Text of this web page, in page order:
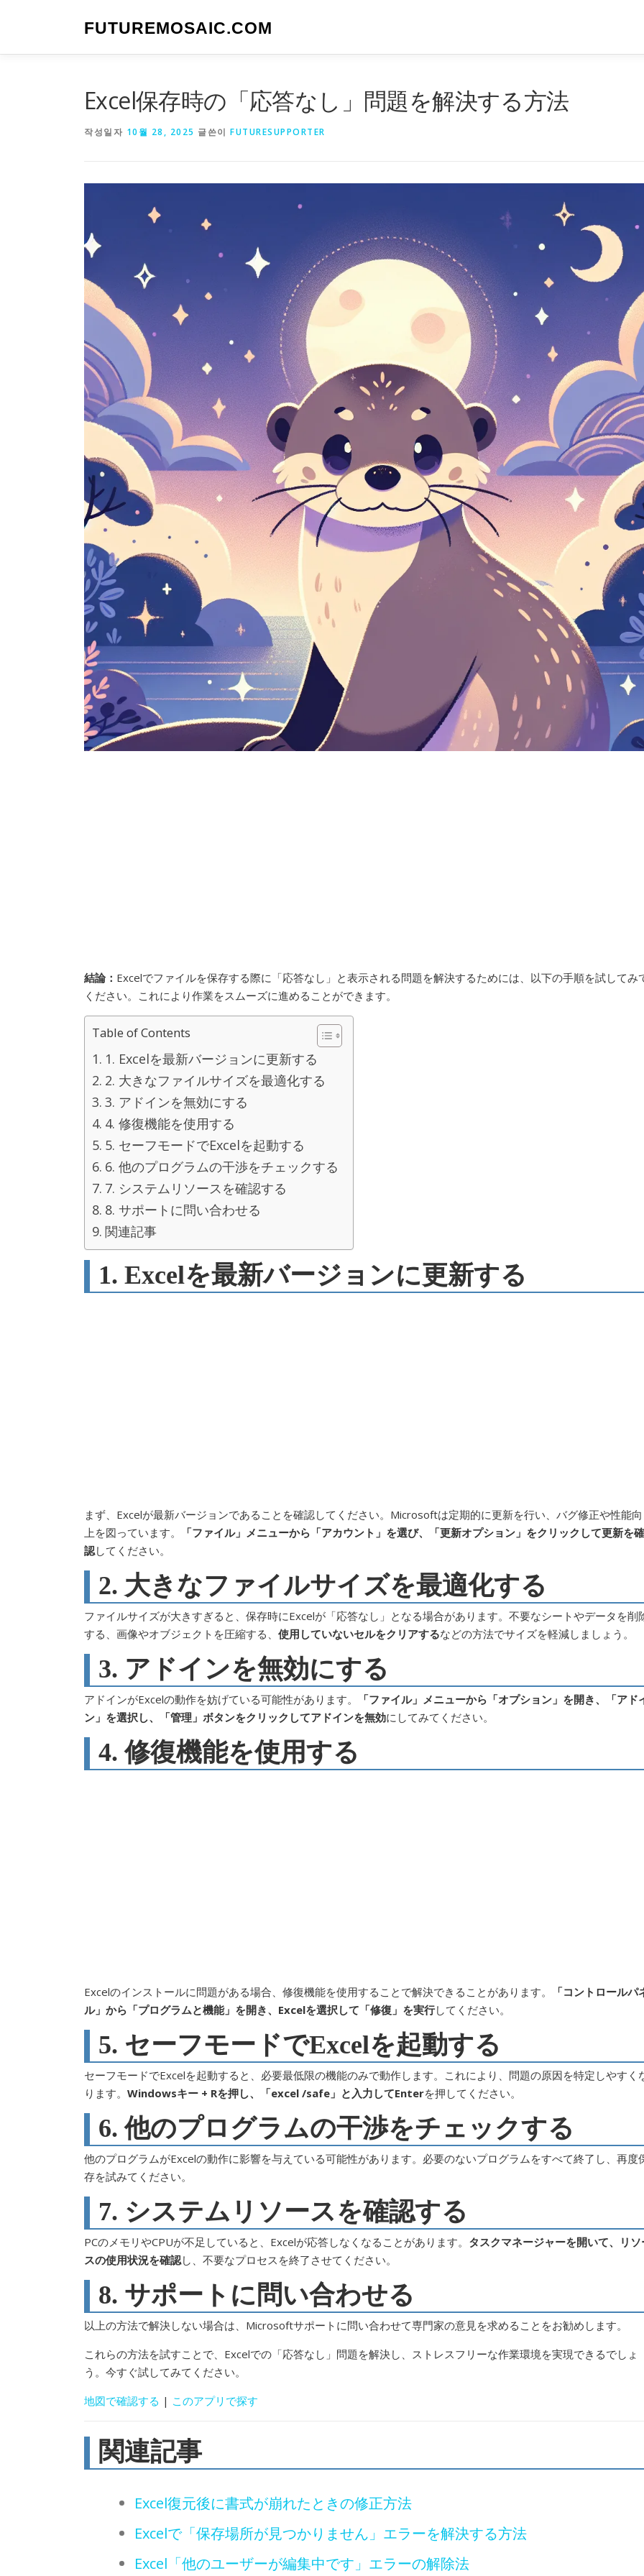
로
FUTUREMOSAIC.COM
Excel保存時の「応答なし」問題を解決する方法
작성일자 10월 28, 2025 글쓴이 FUTURESUPPORTER
結論： Excelでファイルを保存する際に「応答なし」と表示される問題を解決するためには、以下の手順を試してみ
ください。これにより作業をスムーズに進めることができます。
Table of Contents
1. Excelを最新バージョンに更新する
2. 大きなファイルサイズを最適化する
3. アドインを無効にする
4. 修復機能を使用する
5. セーフモードでExcelを起動する
6. 他のプログラムの干渉をチェックする
7. システムリソースを確認する
8. サポートに問い合わせる
関連記事
1. Excelを最新バージョンに更新する
まず、Excelが最新バージョンであることを確認してください。Microsoftは定期的に更新を行い、バグ修正や性能向
上を図っています。
「ファイル」メニューから「アカウント」を選び、「更新オプション」をクリックして更新を確
認してください。
2. 大きなファイルサイズを最適化する
ファイルサイズが大きすぎると、保存時にExcelが「応答なし」となる場合があります。不要なシートやデータを削
する、画像やオブジェクトを圧縮する、 使用していないセルをクリアするなどの方法でサイズを軽減しましょう。
3. アドインを無効にする
アドインがExcelの動作を妨げている可能性があります。
「ファイル」メニューから「オプション」を開き、「アド
ン」を選択し、「管理」ボタンをクリックしてアドインを無効にしてみてください。
4. 修復機能を使用する
Excelのインストールに問題がある場合、修復機能を使用することで解決できることがあります。
「コントロールパ
ル」から「プログラムと機能」を開き、Excelを選択して「修復」を実行してください。
5. セーフモードでExcelを起動する
セーフモードでExcelを起動すると、必要最低限の機能のみで動作します。これにより、問題の原因を特定しやすく
ります。 Windowsキー + Rを押し、「excel /safe」と入力してEnterを押してください。
6. 他のプログラムの干渉をチェックする
他のプログラムがExcelの動作に影響を与えている可能性があります。必要のないプログラムをすべて終了し、再度
存を試みてください。
7. システムリソースを確認する
PCのメモリやCPUが不足していると、Excelが応答しなくなることがあります。 タスクマネージャーを開いて、リソ
スの使用状況を確認し、不要なプロセスを終了させてください。
8. サポートに問い合わせる
以上の方法で解決しない場合は、Microsoftサポートに問い合わせて専門家の意見を求めることをお勧めします。
これらの方法を試すことで、Excelでの「応答なし」問題を解決し、ストレスフリーな作業環境を実現できるでしょ
う。今すぐ試してみてください。
地図で確認する | このアプリで探す
関連記事
Excel復元後に書式が崩れたときの修正方法
Excelで「保存場所が見つかりません」エラーを解決する方法
Excel「他のユーザーが編集中です」エラーの解除法